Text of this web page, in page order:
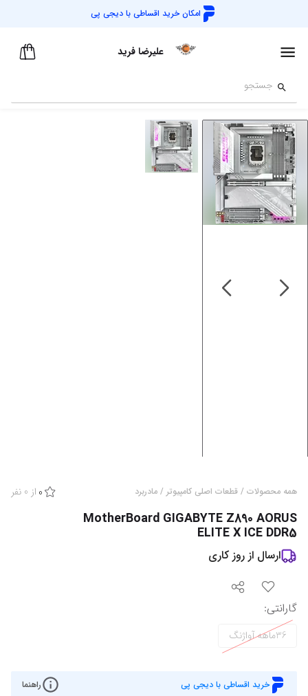
امکان خرید اقساطی با دیجی پی
علیرضا فرید
همه محصولات / قطعات اصلی کامپیوتر / مادربرد 0 از 0 نفر
MotherBoard GIGABYTE Z890 AORUS
ELITE X ICE DDR5
ارسال از روز کاری
گارانتی:
36ماهه آواژنگ
خرید اقساطی با دیجی پی راهنما